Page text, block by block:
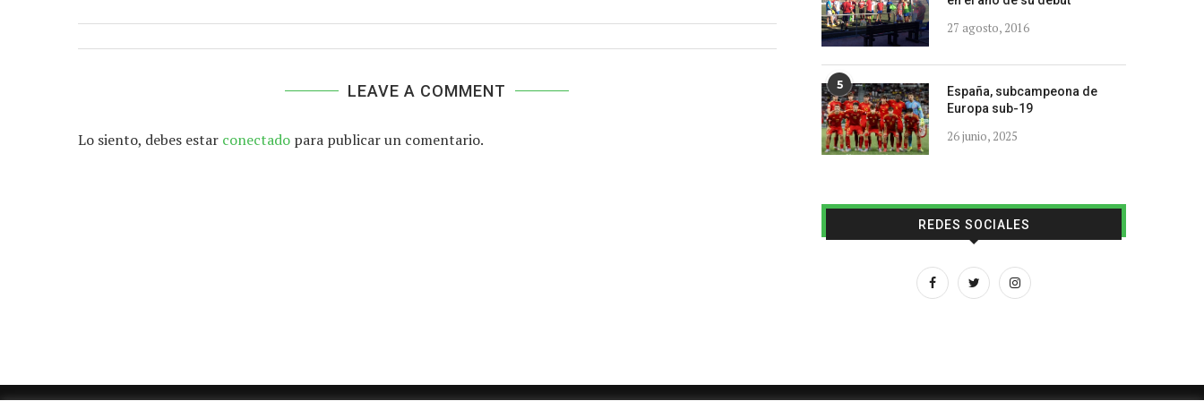
LEAVE A COMMENT
Lo siento, debes estar conectado para publicar un comentario.
27 agosto, 2016
5
España, subcampeona de
Europa sub-19
26 junio, 2025
REDES SOCIALES